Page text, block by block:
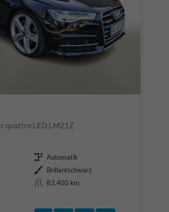
quattro LED LM21Z
Getriebe Automatik
Außenfarbe Brillantschwarz
Kilometerstand
83.400 km